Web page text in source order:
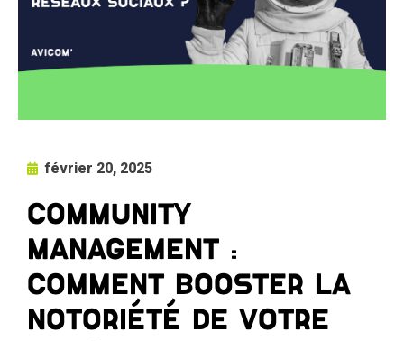
février 20, 2025
Community
Management :
Comment booster la
notoriété de votre